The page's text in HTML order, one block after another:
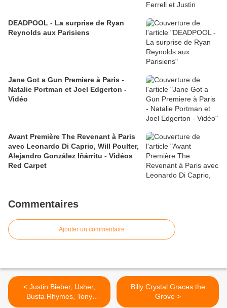
DEADPOOL - La surprise de Ryan
Reynolds aux Parisiens
Jane Got a Gun Premiere à Paris -
Natalie Portman et Joel Edgerton -
Vidéo
Avant Première The Revenant à Paris
avec Leonardo Di Caprio, Will Poulter,
Alejandro González Iñárritu - Vidéos
Red Carpet
Commentaires
Ajouter un commentaire
< Justin Bieber, Usher,
Busta Rhymes, Tony
Bennett perform at
Billy Crystal Graces the
Grove >